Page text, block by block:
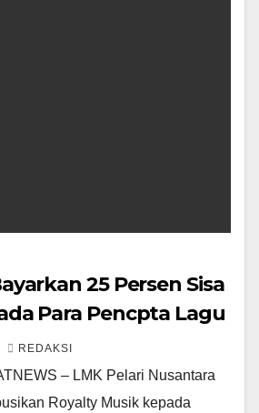
25 Persen Sisa
Para Pencpta Lagu
REDAKSI
– LMK Pelari Nusantara
Royalty Musik kepada